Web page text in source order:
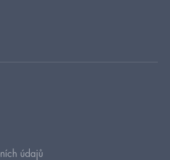
údajů